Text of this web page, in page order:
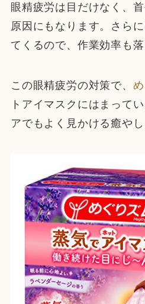
眼精疲労は目だけなく、
原因にもなります。さら
てくるので、作業効率も落
この眼精疲労の対策で、
トアイマスクにはまって
アでもよく見かける癒やし